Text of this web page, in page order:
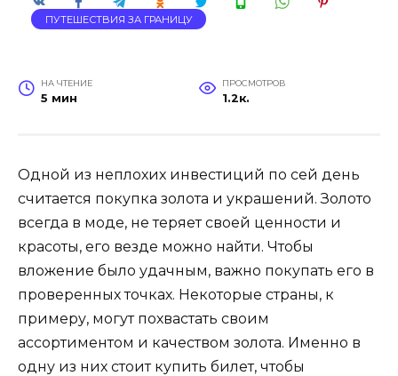
ПУТЕШЕСТВИЯ ЗА ГРАНИЦУ
НА ЧТЕНИЕ
5 мин
ПРОСМОТРОВ
1.2к.
Одной из неплохих инвестиций по сей день
считается покупка золота и украшений. Золото
всегда в моде, не теряет своей ценности и
красоты, его везде можно найти. Чтобы
вложение было удачным, важно покупать его в
проверенных точках. Некоторые страны, к
примеру, могут похвастать своим
ассортиментом и качеством золота. Именно в
одну из них стоит купить билет, чтобы